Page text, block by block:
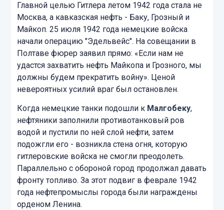
Главной целью Гитлера летом 1942 года стала не
Москва, а кавказская нефть - Баку, Грозный и
Майкоп. 25 июля 1942 года немецкие войска
начали операцию "Эдельвейс". На совещании в
Полтаве фюрер заявил прямо: «Если нам не
удастся захватить нефть Майкопа и Грозного, мы
должны будем прекратить войну». Ценой
невероятных усилий враг был остановлен.
Когда немецкие танки подошли к Малгобеку,
нефтяники заполнили противотанковый ров
водой и пустили по ней слой нефти, затем
подожгли его - возникла стена огня, которую
гитлеровские войска не смогли преодолеть.
Параллельно с обороной город продолжал давать
фронту топливо. За этот подвиг в феврале 1942
года нефтепромыслы города были награждены
орденом Ленина.